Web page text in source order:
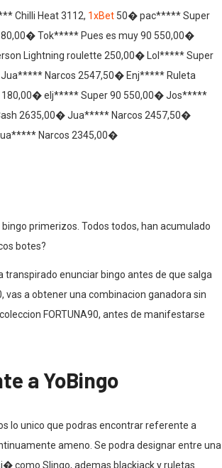
Chilli Heat 3112, 1xBet 50� pac***** Super
Tok***** Pues es muy 90 550,00�
Lightning roulette 250,00� Lol***** Super
Narcos 2547,50� Enj***** Ruleta
180,00� elj***** Super 90 550,00� Jos*****
2635,00� Jua***** Narcos 2457,50�
Narcos 2345,00�
primerizos. Todos todos, han acumulado
botes?
transpirado enunciar bingo antes de que salga
vas a obtener una combinacion ganadora sin
FORTUNA90, antes de manifestarse
a YoBingo
lo unico que podras encontrar referente a
ameno. Se podra designar entre una
como Slingo, ademas blackjack y ruletas